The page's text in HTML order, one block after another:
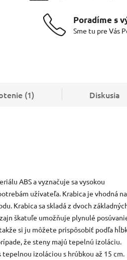
Poradíme s
Sme tu pre Vás
(1) Diskusia
ABS a vyznačuje sa vysokou
užívateľa. Krabica je vhodná na
Krabica sa skladá z dvoch
škatuľe umožňuje plynulé
si ju môžete prispôsobiť podľa
že steny majú tepelnú izoláciu.
izoláciou s hrúbkou až 15 cm.